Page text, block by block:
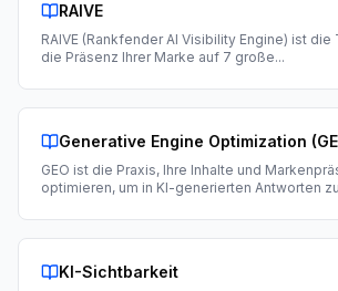
RAIVE
RAIVE (Rankfender AI Visibility Engine) ist
die Präsenz Ihrer Marke auf 7 große...
Generative Engine Optimization
GEO ist die Praxis, Ihre Inhalte und
optimieren, um in KI-generierten Antworten zu
KI-Sichtbarkeit